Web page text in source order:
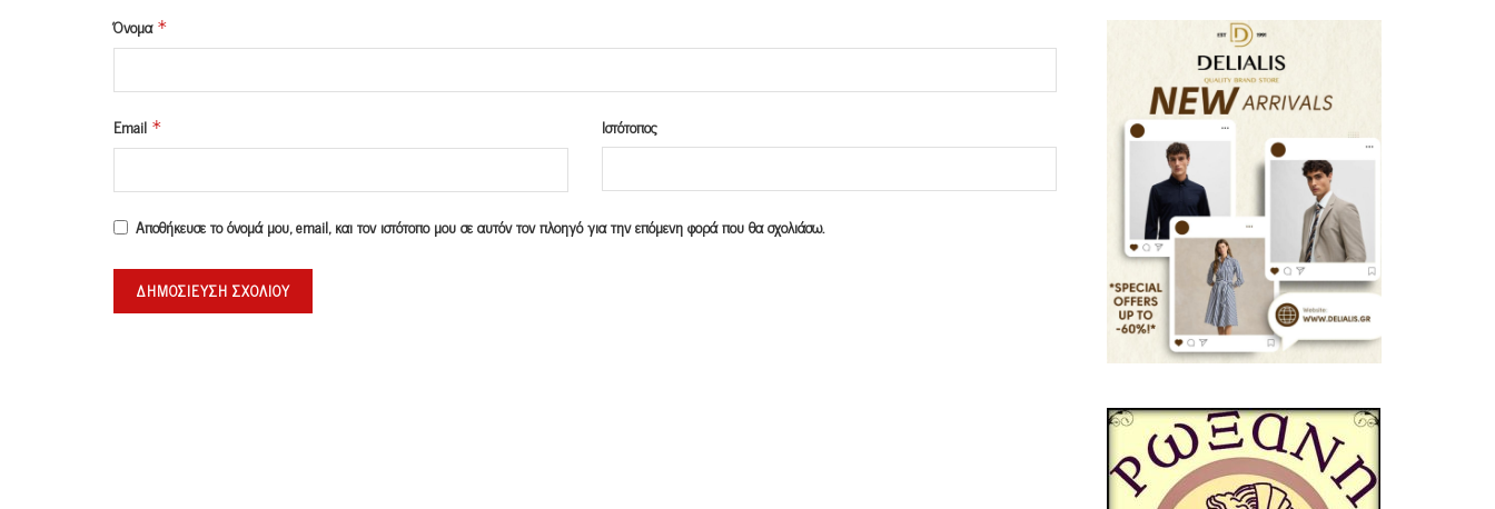
Όνομα *
Email * Ιστότοπος
Αποθήκευσε το όνομά μου, email, και τον ιστότοπο μου σε αυτόν τον πλοηγό για την επόμενη φορά που θα σχολιάσω.